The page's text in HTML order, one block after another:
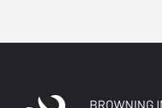
BROWNING